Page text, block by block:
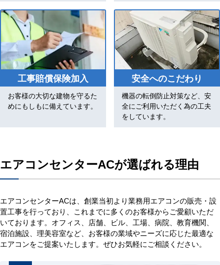
工事賠償保険加入
お客様の大切な建物を守るた
めにもしもに備えています。
安全へのこだわり
機器の転倒防止対策など、安
全にご利用いただく為の工夫
をしています。
エアコンセンターACが選ばれる理由
エアコンセンターACは、創業当初より業務用エアコンの販売・設
置工事を行っており、これまでに多くのお客様からご愛顧いただ
いております。オフィス、店舗、ビル、工場、病院、教育機関、
宿泊施設、理美容室など、お客様の業域やニーズに応じた最適な
エアコンをご提案いたします。ぜひお気軽にご相談ください。